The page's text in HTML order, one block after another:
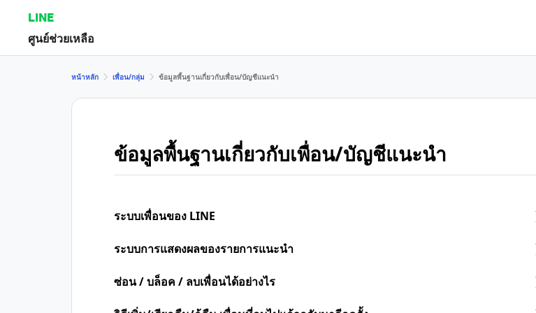
LINE
ศูนย์ช่วยเหลือ
หน้าหลัก เพื่อน/กลุ่ม ข้อมูลพื้นฐานเกี่ยวกับเพื่อน/บัญชีแนะนำ
ข้อมูลพื้นฐานเกี่ยวกับเพื่อน/บัญชีแนะนำ
ระบบเพื่อนของ LINE
ระบบการแสดงผลของรายการแนะนำ
ซ่อน / บล็อค / ลบเพื่อนได้อย่างไร